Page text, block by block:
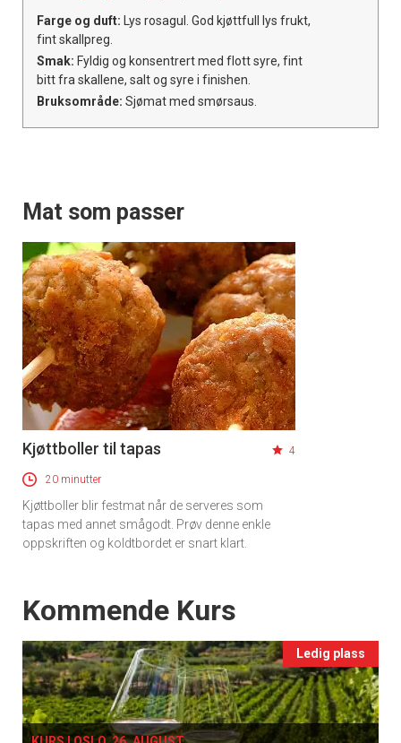
Farge og duft: Lys rosagul. God kjøttfull lys frukt,
fint skallpreg.
Smak: Fyldig og konsentrert med flott syre, fint
bitt fra skallene, salt og syre i finishen.
Bruksområde: Sjømat med smørsaus.
Mat som passer
Kjøttboller til tapas 4
20 minutter
Kjøttboller blir festmat når de serveres som
tapas med annet smågodt. Prøv denne enkle
oppskriften og koldtbordet er snart klart.
Events
Kommende Kurs
Ledig plass